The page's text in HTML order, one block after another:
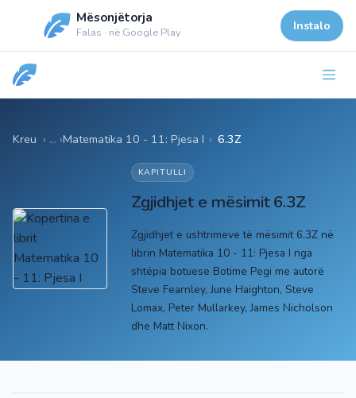
Mësonjëtorja
Falas · në Google Play Instalo
Kreu Matematika 10 - 11: Pjesa I › 6.3Z
KAPITULLI
Zgjidhjet e mësimit 6.3Z
Zgjidhjet e ushtrimeve të mësimit 6.3Z në
librin Matematika 10 - 11: Pjesa I nga
shtëpia botuese Botime Pegi me autorë
Steve Fearnley, June Haighton, Steve
Lomax, Peter Mullarkey, James Nicholson
dhe Matt Nixon.